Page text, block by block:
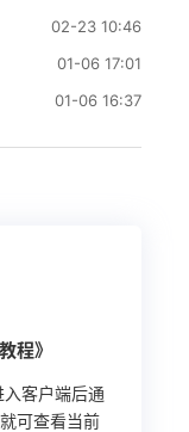
02-23 10:46
01-06 17:01
01-06 16:37
程》
入客户端后通
可查看当前